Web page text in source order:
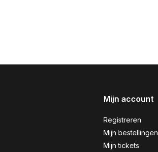
Mijn account
Registreren
Mijn bestellingen
Mijn tickets